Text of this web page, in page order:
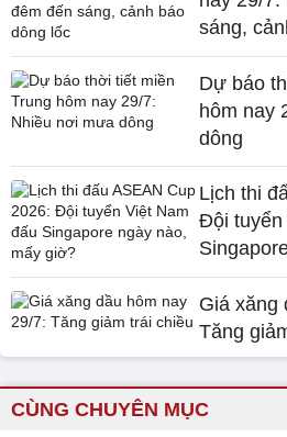
sáng,
Dự báo
hôm nay
dông
Lịch thi
Đội tuyển
Giá xăng
Tăng
CÙNG CHUYÊN MỤC